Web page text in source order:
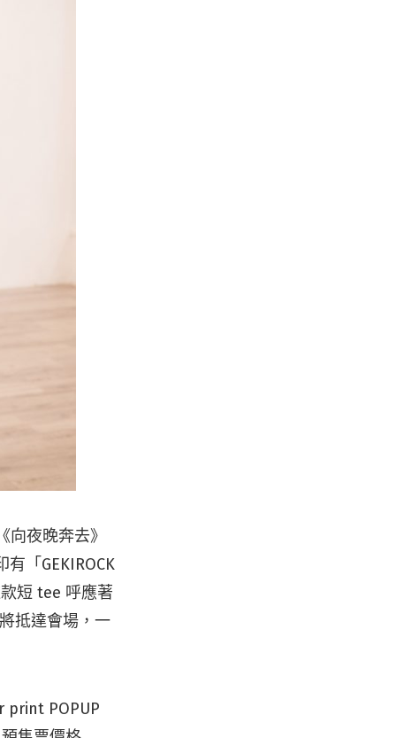
夜晚奔去》
「GEKIROCK
短 tee 呼應著
抵達會場，一
print POPUP